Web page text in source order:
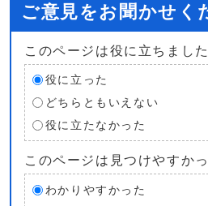
ご意見をお聞かせく
このページは役に立ちまし
役に立った
どちらともいえない
役に立たなかった
このページは見つけやすか
わかりやすかった